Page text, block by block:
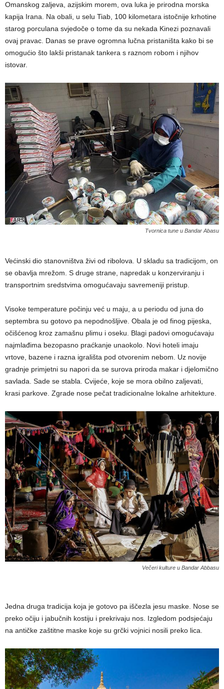
Omanskog zaljeva, azijskim morem, ova luka je prirodna morska
kapija Irana. Na obali, u selu Tiab, 100 kilometara istočnije krhotine
starog porculana svjedoče o tome da su nekada Kinezi poznavali
ovaj pravac. Danas se prave ogromna lučna pristaništa kako bi se
omogućio što lakši pristanak tankera s raznom robom i njihov
istovar.
Tvornica tune u Bandar Abasu
Većinski dio stanovništva živi od ribolova. U skladu sa tradicijom, on
se obavlja mrežom. S druge strane, napredak u konzerviranju i
transportnim sredstvima omogućavaju savremeniji pristup.
Visoke temperature počinju već u maju, a u periodu od juna do
septembra su gotovo pa nepodnošljive. Obala je od finog pijeska,
očišćenog kroz zamašnu plimu i oseku. Blagi padovi omogućavaju
najmlađima bezopasno praćkanje unaokolo. Novi hoteli imaju
vrtove, bazene i razna igrališta pod otvorenim nebom. Uz novije
gradnje primjetni su napori da se surova priroda makar i djelomično
savlada. Sade se stabla. Cvijeće, koje se mora obilno zaljevati,
krasi parkove. Zgrade nose pečat tradicionalne lokalne arhitekture.
Večeri kulture u Bandar Abbasu
Jedna druga tradicija koja je gotovo pa iščezla jesu maske. Nose se
preko očiju i jabučnih kostiju i prekrivaju nos. Izgledom podsjećaju
na antičke zaštitne maske koje su grčki vojnici nosili preko lica.